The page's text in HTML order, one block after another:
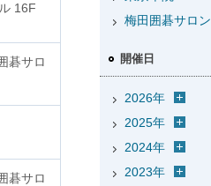
16F
碁サロ
碁サロ
梅田囲碁サロン
開催日
2026年
2025年
2024年
2023年